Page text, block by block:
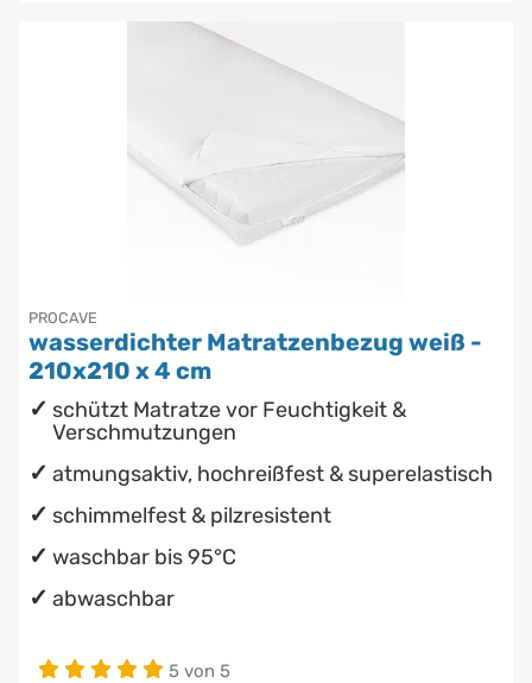
PROCAVE
wasserdichter Matratzenbezug weiß -
210x210 x 4 cm
schützt Matratze vor Feuchtigkeit &
Verschmutzungen
atmungsaktiv, hochreißfest & superelastisch
schimmelfest & pilzresistent
waschbar bis 95°C
abwaschbar
5 von 5